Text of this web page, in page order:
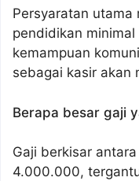
Persyaratan utama
pendidikan
kemampuan
sebagai kasir akan
Berapa besar gaji
Gaji berkisar
4.000.000,